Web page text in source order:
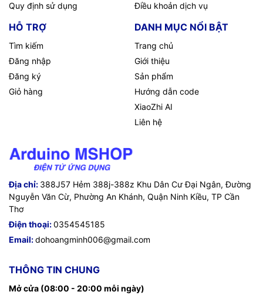
Quy định sử dụng
Điều khoản dịch vụ
HỖ TRỢ
Tìm kiếm
Đăng nhập
Đăng ký
Giỏ hàng
DANH MỤC NỔI BẬT
Trang chủ
Giới thiệu
Sản phẩm
Hướng dẫn code
XiaoZhi AI
Liên hệ
Địa chỉ: 388J57 Hẻm 388j-388z Khu Dân Cư Đại Ngân, Đường
Nguyễn Văn Cừ, Phường An Khánh, Quận Ninh Kiều, TP Cần
Thơ
Điện thoại:0354545185
Email:dohoangminh006@gmail.com
THÔNG TIN CHUNG
Mở cửa (08:00 - 20:00 mỗi ngày)